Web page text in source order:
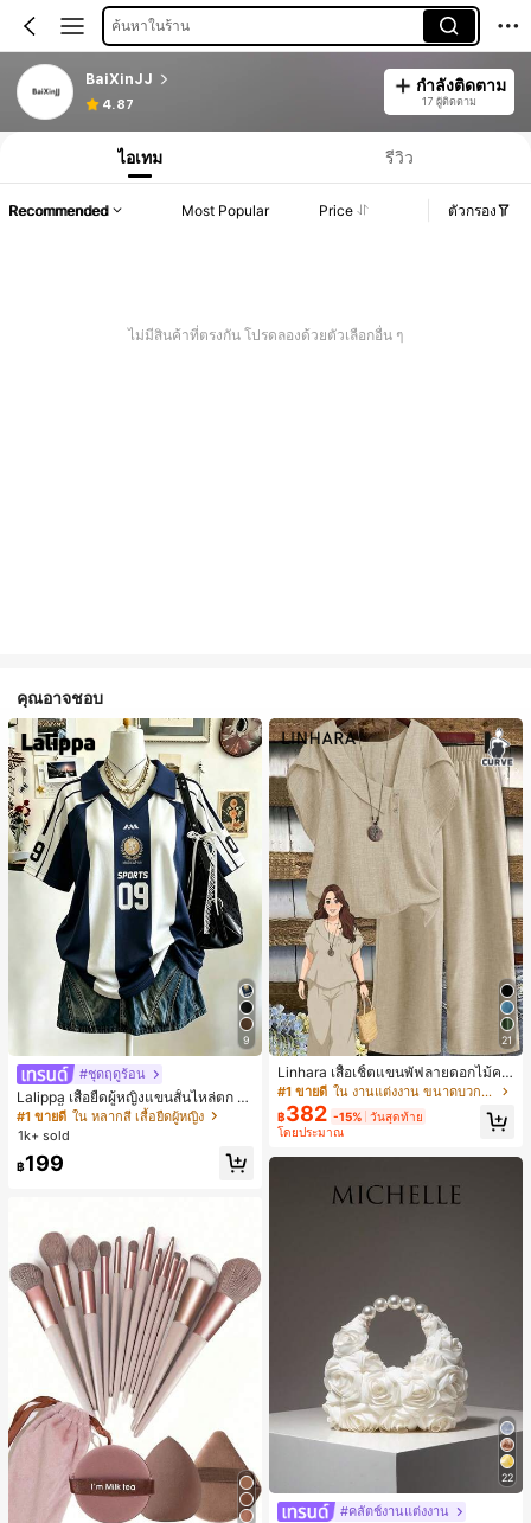
ค้นหาในร้าน
BaiXinJJ
4.87
กำลังติดตาม
17 ผู้ติดตาม
ไอเทม รีวิว
Recommended Most Popular Price ตัวกรอง
ไม่มีสินค้าที่ตรงกัน โปรดลองด้วยตัวเลือกอื่น ๆ
คุณอาจชอบ
9
#ชุดฤดูร้อน
Lalippa เสื้อยืดผู้หญิงแขนสั้นไหล่ตก ค
อวีปกเสื้อ ลายพิมพ์ดิจิทัลลายทาง สไตล์
สปอร์ตแฟชั่นมินิมอล ของขวัญสำหรับเ
พื่อน
#1 ขายดี ใน หลากสี เสื้อยืดผู้หญิง
1k+ sold
฿199
21
Linhara เสื้อเชิ้ตแขนพัฟลายดอกไม้คอ
ปกไม่สมมาตรสำหรับผู้หญิงไซส์ใหญ่ +
กางเกงลำลองทรงหลวมเอวยางยืด 2 ชิ้
น สำหรับฤดูใบไม้ผลิ/ฤดูร้อน
#1 ขายดี ใน งานแต่งงาน ขนาดบวก Co-Ords
฿382 -15% วันสุดท้าย
โดยประมาณ
22
#คลัตช์งานแต่งงาน